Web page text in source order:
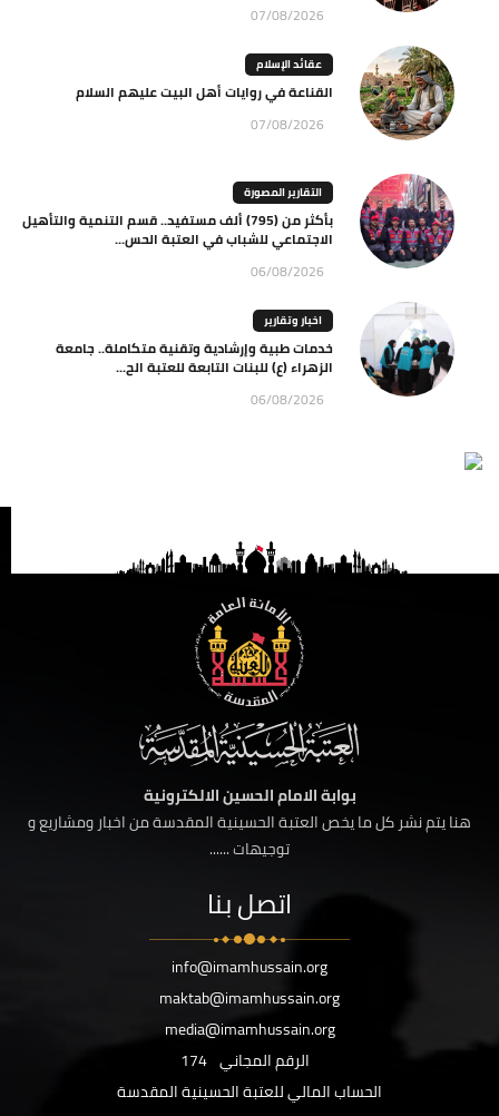
07/08/2026
عقائد الإسلام
القناعة في روايات أهل البيت عليهم السلام
07/08/2026
التقارير المصورة
بأكثر من (795) ألف مستفيد.. قسم التنمية والتأهيل
الاجتماعي للشباب في العتبة الحس...
06/08/2026
اخبار وتقارير
خدمات طبية وإرشادية وتقنية متكاملة.. جامعة
الزهراء (ع) للبنات التابعة للعتبة الح...
06/08/2026
بوابة الامام الحسين الالكترونية
هنا يتم نشر كل ما يخص العتبة الحسينية المقدسة من اخبار ومشاريع و
توجيهات ......
اتصل بنا
info@imamhussain.org
maktab@imamhussain.org
media@imamhussain.org
الرقم المجاني 174
الحساب المالي للعتبة الحسينية المقدسة